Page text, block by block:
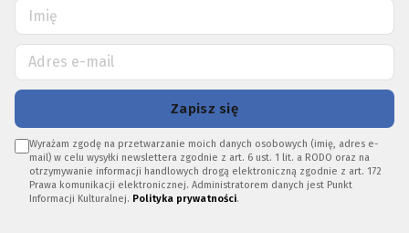
Zapisz się
Wyrażam zgodę na przetwarzanie moich danych osobowych (imię, adres e-
mail) w celu wysyłki newslettera zgodnie z art. 6 ust. 1 lit. a RODO oraz na
otrzymywanie informacji handlowych drogą elektroniczną zgodnie z art. 172
Prawa komunikacji elektronicznej. Administratorem danych jest Punkt
Informacji Kulturalnej. Polityka prywatności.